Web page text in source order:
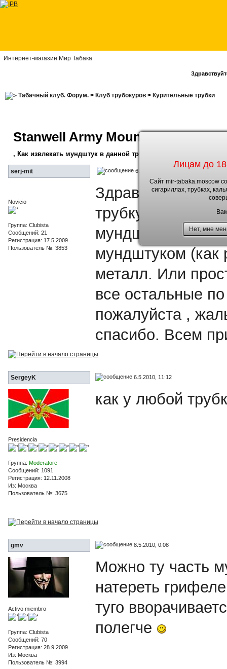
Интернет-магазин Мир Табака
Лицам до
Сайт mir-tabaka.moscow
сигариллах, трубках,
Нет, мне
Табачный клуб. Форум.> Клуб трубокуров> Курительные трубки
Stanwell Army Mount
, Как извлекать мундштук в данной трубке
serj-mit 6.5.2010, 8:03
Novicio
Группа: Clubista
Сообщений: 21
Регистрация: 17.5.2009
Пользователь №: 3853
Здравствуйте
трубку Stanwell
мундштук не
мундштуком (как
металл. Или
все остальные
пожалуйста ,
спасибо. Всем
SergeyK 6.5.2010, 11:12
Presidencia
Группа: Moderatore
Сообщений: 1091
Регистрация: 12.11.2008
Из: Москва
Пользователь №: 3675
как у любой
gmv 8.5.2010, 0:08
Activo miembro
Группа: Clubista
Сообщений: 70
Регистрация: 28.9.2009
Из: Москва
Пользователь №: 3994
Можно ту часть
натереть
туго
полегче